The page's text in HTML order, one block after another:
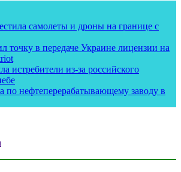
самолеты и дроны на границе с
точку в передаче Украине лицензии на
истребители из-за российского
по нефтеперерабатывающему заводу в